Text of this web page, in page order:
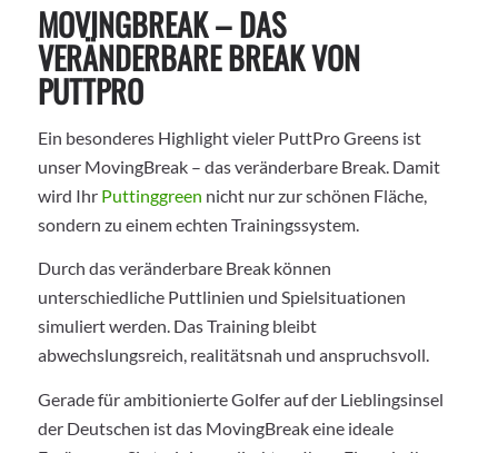
MOVINGBREAK – DAS
VERÄNDERBARE BREAK VON
PUTTPRO
Ein besonderes Highlight vieler PuttPro Greens ist
unser MovingBreak – das veränderbare Break. Damit
wird Ihr Puttinggreen nicht nur zur schönen Fläche,
sondern zu einem echten Trainingssystem.
Durch das veränderbare Break können
unterschiedliche Puttlinien und Spielsituationen
simuliert werden. Das Training bleibt
abwechslungsreich, realitätsnah und anspruchsvoll.
Gerade für ambitionierte Golfer auf der Lieblingsinsel
der Deutschen ist das MovingBreak eine ideale